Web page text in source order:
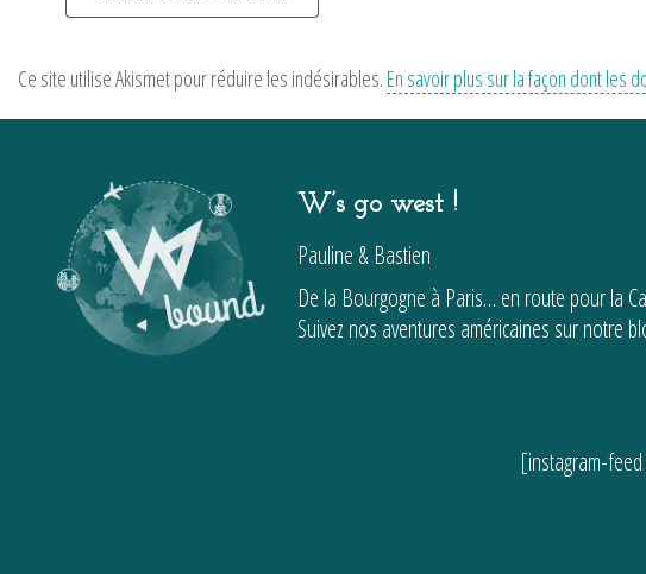
Ce site utilise Akismet pour réduire les indésirables. En savoir plus sur la façon dont les
W’s go west !
Pauline & Bastien
De la Bourgogne à Paris… en route pour la
Suivez nos aventures américaines sur notre
[instagram-